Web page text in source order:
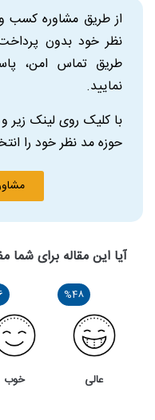
از طریق مشاوره کسب و
نظر خود بدون
طریق تماس امن،
نمایید.
با کلیک روی لینک زیر
حوزه مد نظر خود را
آیا این مقاله برای شما
%48
عالی خوب